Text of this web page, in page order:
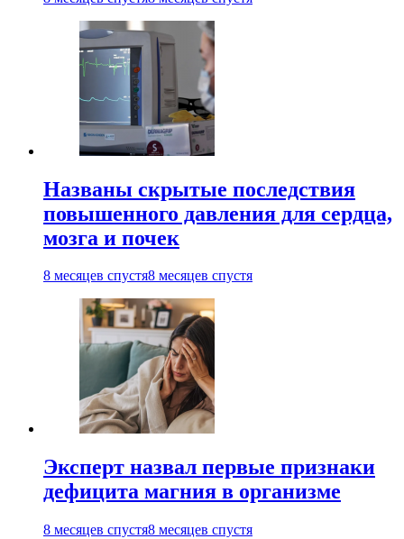
Названы скрытые последствия
повышенного давления для сердца,
мозга и почек
8 месяцев спустя8 месяцев спустя
Эксперт назвал первые признаки
дефицита магния в организме
8 месяцев спустя8 месяцев спустя